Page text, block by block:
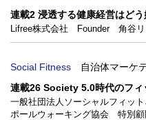
連載2 浸透する健康経営はどう
Lifree株式会社 Founder 角谷リ
Social Fitness
自治体マーケ
連載26 Society 5.0時代のフィ
一般社団法人ソーシャルフィッ
ポールウォーキング協会 特別